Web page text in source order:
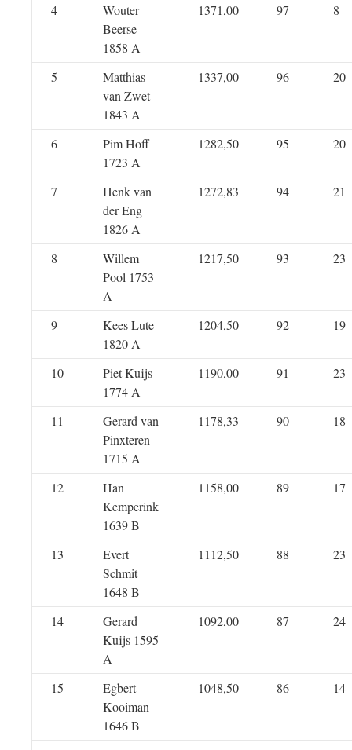
4
Wouter
Beerse
1858 A
1371,00 97 8
5
Matthias
van Zwet
1843 A
1337,00 96 20
6
Pim Hoff
1723 A
1282,50 95 20
7
Henk van
der Eng
1826 A
1272,83 94 21
8
Willem
Pool 1753
A
1217,50 93 23
9
Kees Lute
1820 A
1204,50 92 19
10
Piet Kuijs
1774 A
1190,00 91 23
11
Gerard van
Pinxteren
1715 A
1178,33 90 18
12
Han
Kemperink
1639 B
1158,00 89 17
13
Evert
Schmit
1648 B
1112,50 88 23
14
Gerard
Kuijs 1595
A
1092,00 87 24
15
Egbert
Kooiman
1646 B
1048,50 86 14